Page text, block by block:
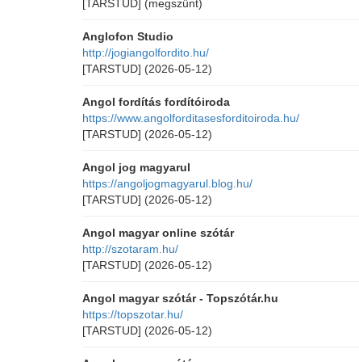
[TARSTUD] (megszűnt)
Anglofon Studio
http://jogiangolfordito.hu/
[TARSTUD] (2026-05-12)
Angol fordítás fordítóiroda
https://www.angolforditasesforditoiroda.hu/
[TARSTUD] (2026-05-12)
Angol jog magyarul
https://angoljogmagyarul.blog.hu/
[TARSTUD] (2026-05-12)
Angol magyar online szótár
http://szotaram.hu/
[TARSTUD] (2026-05-12)
Angol magyar szótár - Topszótár.hu
https://topszotar.hu/
[TARSTUD] (2026-05-12)